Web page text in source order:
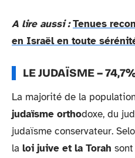
A lire aussi : Tenues
en Israël en toute
LE JUDAÏSME –
La majorité de la
judaïsme orthodoxe, du
judaïsme conservateur.
la loi juive et la Torah